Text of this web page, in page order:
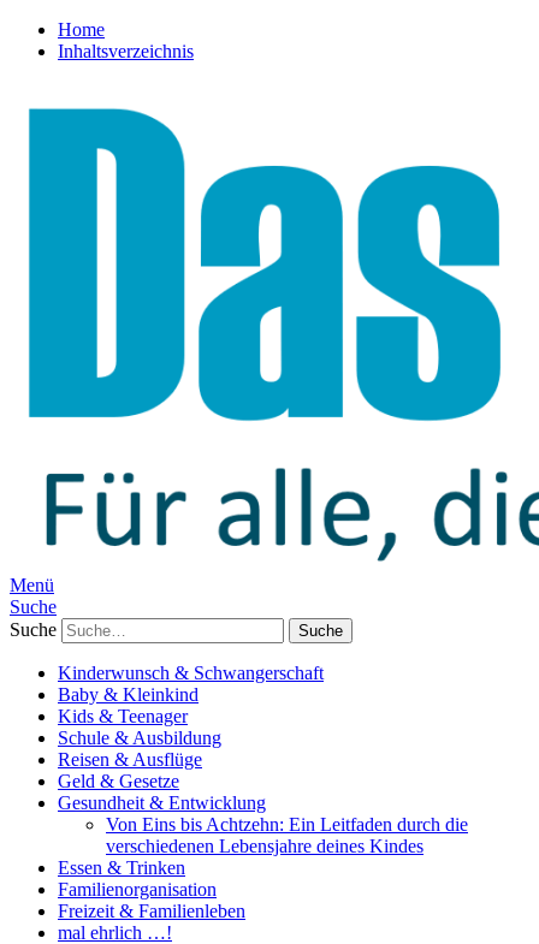
Home
Inhaltsverzeichnis
Menü
Suche
Suche
Kinderwunsch & Schwangerschaft
Baby & Kleinkind
Kids & Teenager
Schule & Ausbildung
Reisen & Ausflüge
Geld & Gesetze
Gesundheit & Entwicklung
Von Eins bis Achtzehn: Ein Leitfaden durch die
verschiedenen Lebensjahre deines Kindes
Essen & Trinken
Familienorganisation
Freizeit & Familienleben
mal ehrlich …!